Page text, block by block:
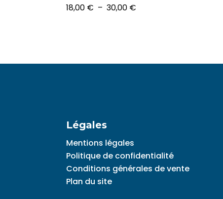
18,00 € – 30,00 €
Légales
Mentions légales
Politique de confidentialité
Conditions générales de vente
Plan du site